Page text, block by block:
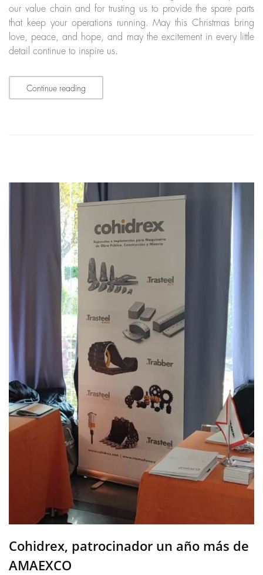
our value chain and for trusting us to provide the spare parts
that keep your operations running. May this Christmas bring
love, peace, and hope, and may the excitement in every little
detail continue to inspire us.
Continue reading
Cohidrex, patrocinador un año más de
AMAEXCO